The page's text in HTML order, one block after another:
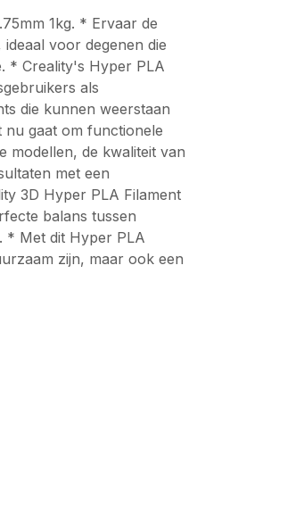
1kg. * Ervaar de
voor degenen die
* Creality's Hyper PLA
als
die kunnen weerstaan
nu gaat om functionele
modellen, de kwaliteit van
met een
3D Hyper PLA Filament
balans tussen
* Met dit Hyper PLA
zijn, maar ook een